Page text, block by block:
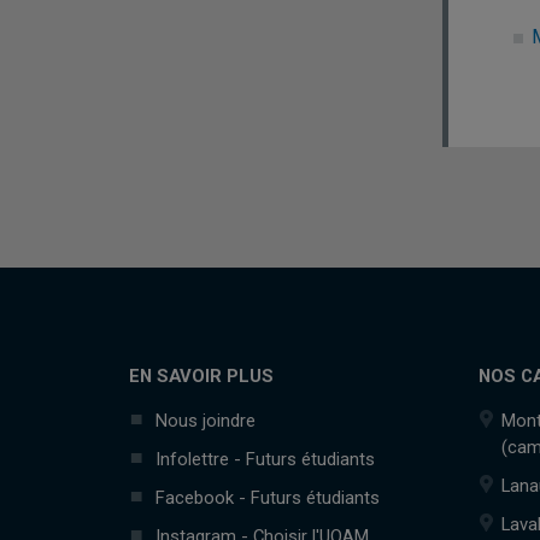
EN SAVOIR PLUS
Nous joindre
Infolettre - Futurs étudiants
Facebook - Futurs étudiants
NOS
Laval